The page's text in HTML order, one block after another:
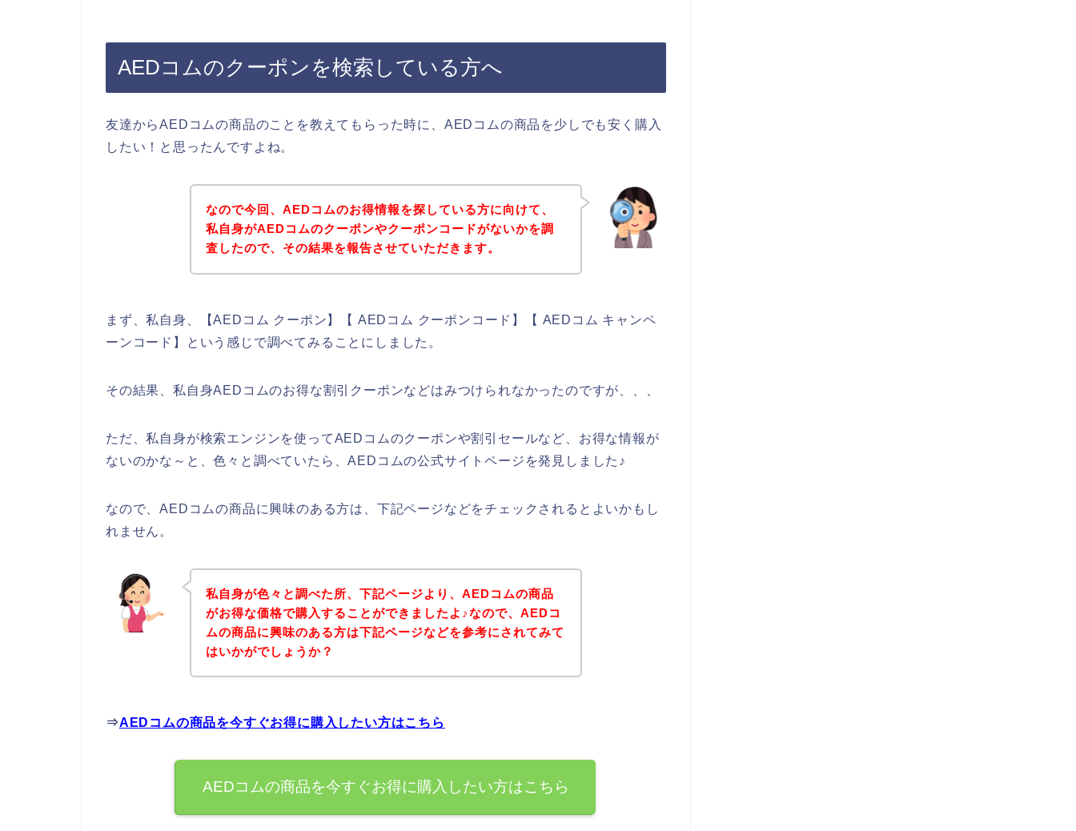
AEDコムのクーポンを検索している方へ
友達からAEDコムの商品のことを教えてもらった時に、AEDコムの商品を少しでも安く購入
したい！と思ったんですよね。
なので今回、AEDコムのお得情報を探している方に向けて、
私自身がAEDコムのクーポンやクーポンコードがないかを調
査したので、その結果を報告させていただきます。
まず、私自身、【AEDコム クーポン】【 AEDコム クーポンコード】【 AEDコム キャンペ
ーンコード】という感じで調べてみることにしました。
その結果、私自身AEDコムのお得な割引クーポンなどはみつけられなかったのですが、、、
ただ、私自身が検索エンジンを使ってAEDコムのクーポンや割引セールなど、お得な情報が
ないのかな～と、色々と調べていたら、AEDコムの公式サイトページを発見しました♪
なので、AEDコムの商品に興味のある方は、下記ページなどをチェックされるとよいかもし
れません。
私自身が色々と調べた所、下記ページより、AEDコムの商品
がお得な価格で購入することができましたよ♪なので、AEDコ
ムの商品に興味のある方は下記ページなどを参考にされてみて
はいかがでしょうか？
⇒AEDコムの商品を今すぐお得に購入したい方はこちら
AEDコムの商品を今すぐお得に購入したい方はこちら